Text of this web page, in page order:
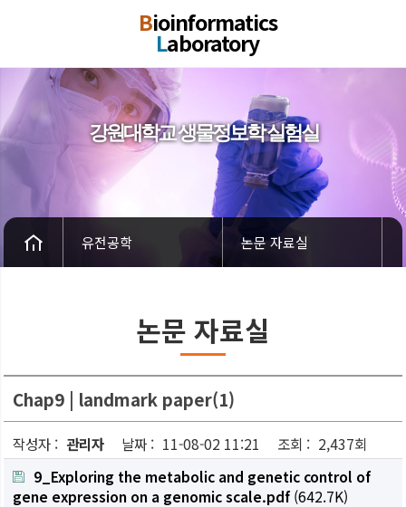
Bioinformatics
Laboratory
강원대학교 생물정보학 실험실
유전공학 논문 자료실
논문 자료실
Chap9 | landmark paper(1)
작성자 : 관리자 날짜 : 11-08-02 11:21 조회 : 2,437회
9_Exploring the metabolic and genetic control of
gene expression on a genomic scale.pdf(642.7K)